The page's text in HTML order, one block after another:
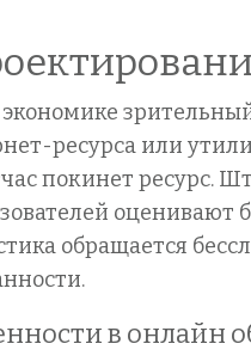
ресурса или
покинет
оценивают
обращается
в онлайн